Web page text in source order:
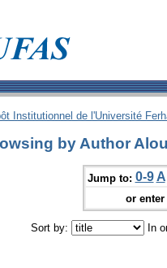
Institutionnel de l'Université
by Author
Jump to: 0-9 A
or
Sort by: In